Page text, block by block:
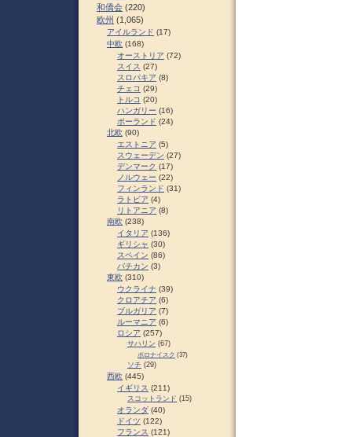
和僑会 (220)
欧州 (1,065)
アイルランド (17)
中欧 (168)
オーストリア (72)
スイス (27)
スロパキア (8)
チェコ (29)
トルコ (20)
ハンガリー (16)
ポーランド (24)
北欧 (90)
エストニア (5)
スウェーデン (27)
デンマーク (17)
ノルウェー (22)
フィンランド (31)
ラトビア (4)
リトアニア (8)
南欧 (238)
イタリア (136)
ギリシャ (30)
スペイン (86)
バチカン (3)
東欧 (310)
ウクライナ (39)
クロアチア (6)
ブルガリア (7)
ルーマニア (6)
ロシア (257)
サハリン (67)
ポロナイスク (37)
ソチ (29)
西欧 (445)
イギリス (211)
スコットランド (15)
オランダ (40)
ドイツ (122)
フランス (121)